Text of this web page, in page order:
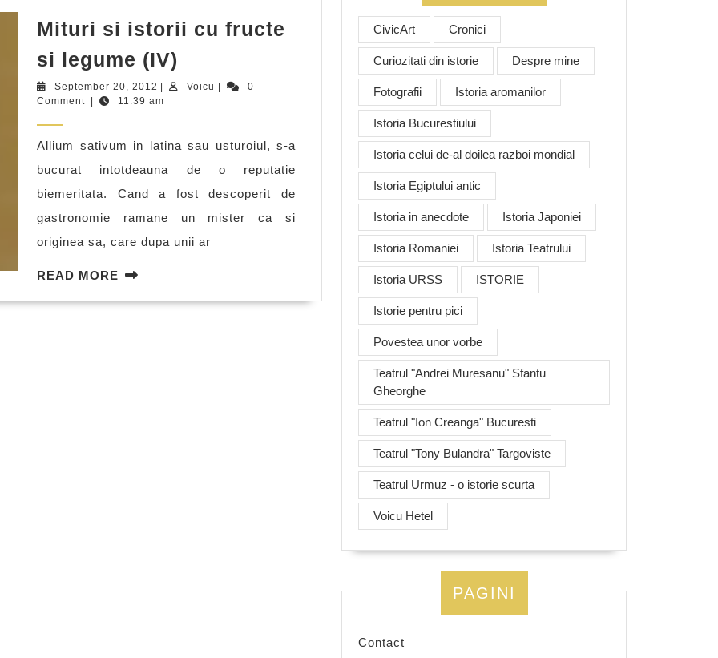
Mituri si istorii cu fructe
si legume (IV)
si
fructe
si
legume
(IV)
September 20, 2012 September
20,
Voicu Voicu
0
Comment
11:39 am
Allium sativum in latina sau usturoiul, s-a
bucurat intotdeauna de o reputatie
biemeritata. Cand a fost descoperit de
gastronomie ramane un mister ca si
originea sa, care dupa unii ar
READ MORE READ
CivicArt Cronici
Curiozitati din istorie Despre mine
Fotografii Istoria aromanilor
Istoria Bucurestiului
Istoria celui de-al doilea razboi mondial
Istoria Egiptului antic
Istoria in anecdote Istoria Japoniei
Istoria Romaniei Istoria Teatrului
Istoria URSS ISTORIE
Istorie pentru pici
Povestea unor vorbe
Teatrul "Andrei Muresanu" Sfantu
Gheorghe
Teatrul "Ion Creanga" Bucuresti
Teatrul "Tony Bulandra" Targoviste
Teatrul Urmuz - o istorie scurta
Voicu Hetel
PAGINI
Contact